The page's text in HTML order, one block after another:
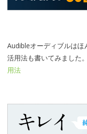
Audibleオーディブルは
活用法も書いてみました
用法